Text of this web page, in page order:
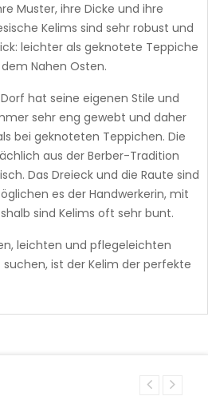
Muster, ihre Dicke und ihre
Kelims sind sehr robust und
leichter als geknotete Teppiche
Nahen Osten.
hat seine eigenen Stile und
sehr eng gewebt und daher
bei geknoteten Teppichen. Die
aus der Berber-Tradition
Das Dreieck und die Raute sind
es der Handwerkerin, mit
sind Kelims oft sehr bunt.
leichten und pflegeleichten
ist der Kelim der perfekte